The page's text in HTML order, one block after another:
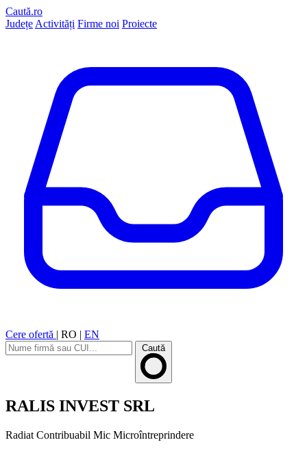
Caută.ro
Județe Activități Firme noi Proiecte
Cere ofertă | RO | EN
Caută
RALIS INVEST SRL
Radiat Contribuabil Mic Microîntreprindere